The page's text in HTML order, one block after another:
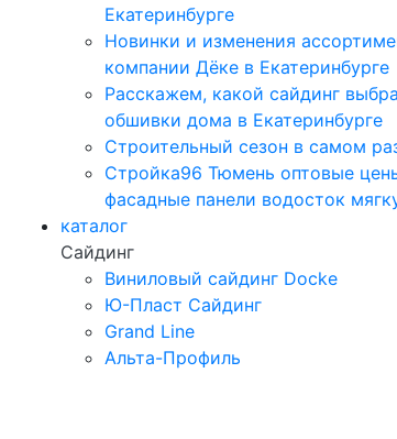
Екатеринбурге
Новинки и изменения
компании Дёке в Екатеринбурге
Расскажем, какой сайдинг
обшивки дома в Екатеринбурге
Строительный сезон в самом
Стройка96 Тюмень оптовые
фасадные панели водосток
каталог
Сайдинг
Виниловый сайдинг Docke
Ю-Пласт Сайдинг
Grand Line
Альта-Профиль